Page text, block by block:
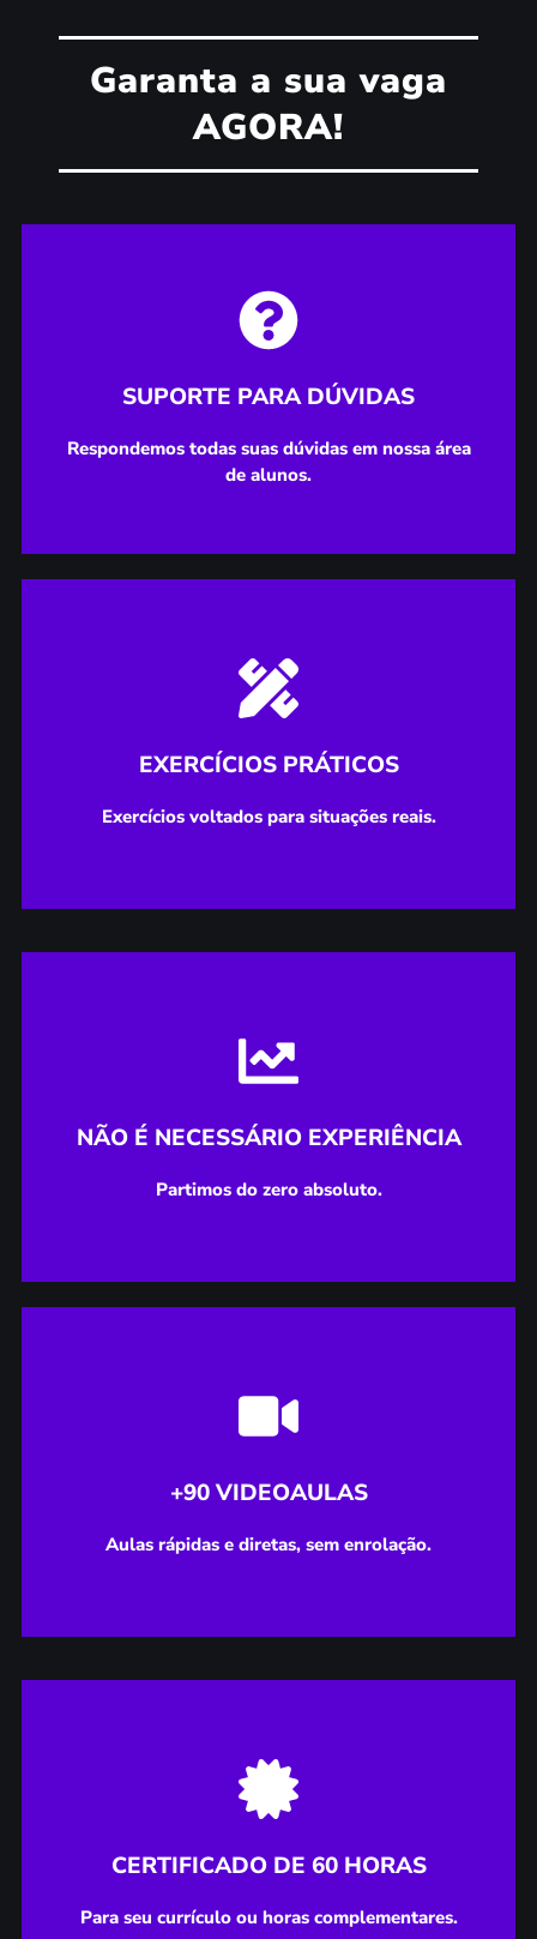
Garanta a sua vaga
AGORA!
SUPORTE PARA DÚVIDAS
Respondemos todas suas dúvidas em nossa área
de alunos.
área de alunos.
EXERCÍCIOS PRÁTICOS
Exercícios voltados para situações reais.
EXERCÍCIOS PRÁTICOS
Exercícios voltados para situações reais.
NÃO É NECESSÁRIO EXPERIÊNCIA
Partimos do zero absoluto.
NÃO É NECESSÁRIO EXPERIÊNCIA
Partimos do zero absoluto.
+90 VIDEOAULAS
Aulas rápidas e diretas, sem enrolação.
+90 VIDEOAULAS
CERTIFICADO DE 60 HORAS
Para seu currículo ou horas complementares.
CERTIFICADO DE 60 HORAS
Para seu currículo ou horas complementares.